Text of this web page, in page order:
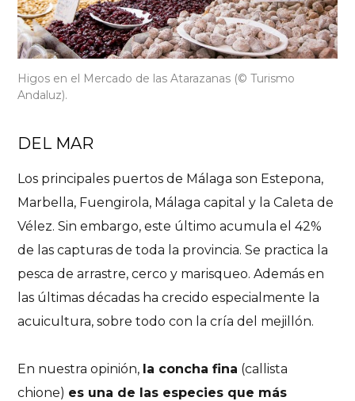
Higos en el Mercado de las Atarazanas (© Turismo
Andaluz).
DEL MAR
Los principales puertos de Málaga son Estepona,
Marbella, Fuengirola, Málaga capital y la Caleta de
Vélez. Sin embargo, este último acumula el 42%
de las capturas de toda la provincia. Se practica la
pesca de arrastre, cerco y marisqueo. Además en
las últimas décadas ha crecido especialmente la
acuicultura, sobre todo con la cría del mejillón.
En nuestra opinión, la concha fina (callista
chione) es una de las especies que más